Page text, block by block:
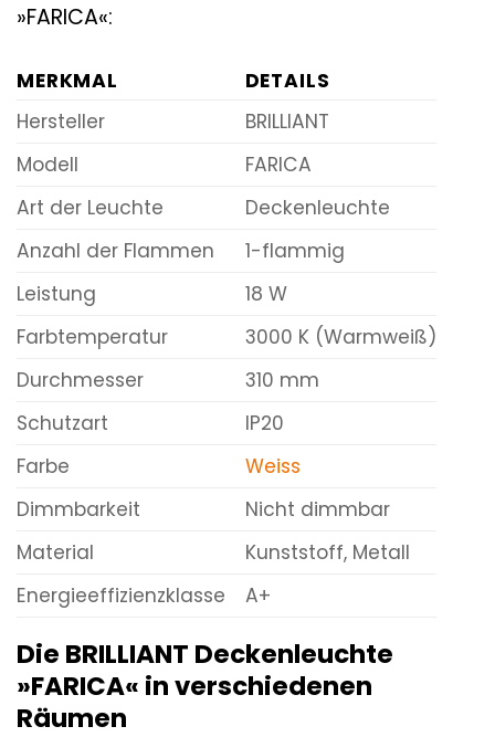
»FARICA«:
MERKMAL
DETAILS
Hersteller
BRILLIANT
Modell
FARICA
Art der Leuchte
Deckenleuchte
Anzahl der Flammen
1-flammig
Leistung
18 W
Farbtemperatur
3000 K (Warmweiß)
Durchmesser
310 mm
Schutzart
IP20
Farbe
Weiss
Dimmbarkeit
Nicht dimmbar
Material
Kunststoff, Metall
Energieeffizienzklasse
A+
Die BRILLIANT Deckenleuchte
»FARICA« in verschiedenen
Räumen